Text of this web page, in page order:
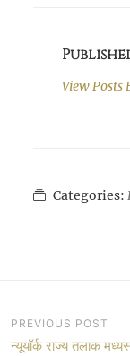
View Posts
Categories:
Post
PREVIOUS POST
न्यूयॉर्क राज्य तलाक